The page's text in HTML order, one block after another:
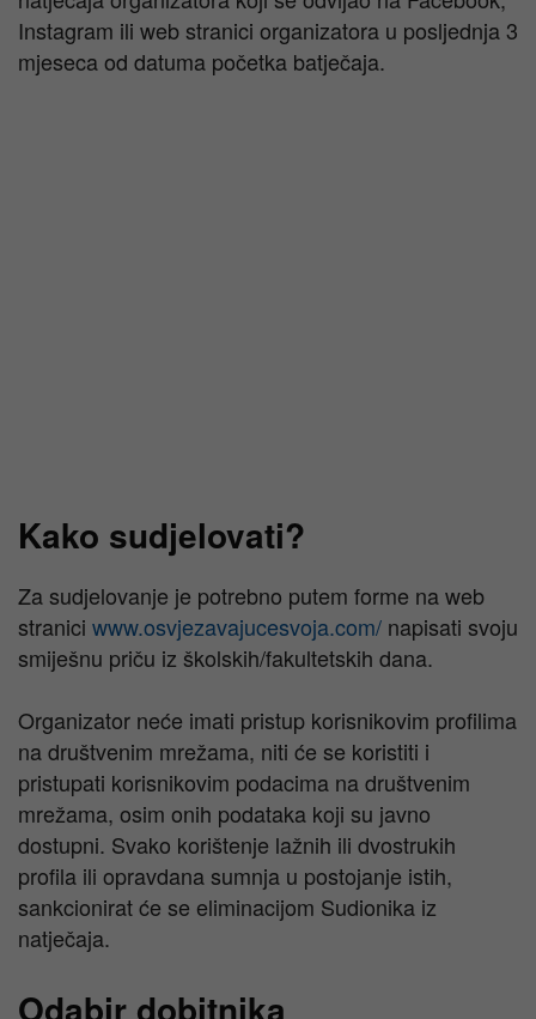
Instagram ili web stranici organizatora u posljednja 3
mjeseca od datuma početka batječaja.
Kako sudjelovati?
Za sudjelovanje je potrebno putem forme na web
stranici www.osvjezavajucesvoja.com/ napisati svoju
smiješnu priču iz školskih/fakultetskih dana.
Organizator neće imati pristup korisnikovim profilima
na društvenim mrežama, niti će se koristiti i
pristupati korisnikovim podacima na društvenim
mrežama, osim onih podataka koji su javno
dostupni. Svako korištenje lažnih ili dvostrukih
profila ili opravdana sumnja u postojanje istih,
sankcionirat će se eliminacijom Sudionika iz
natječaja.
Odabir dobitnika